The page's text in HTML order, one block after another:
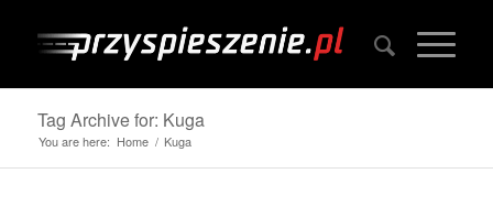
Tag Archive for: Kuga
You are here: Home / Kuga